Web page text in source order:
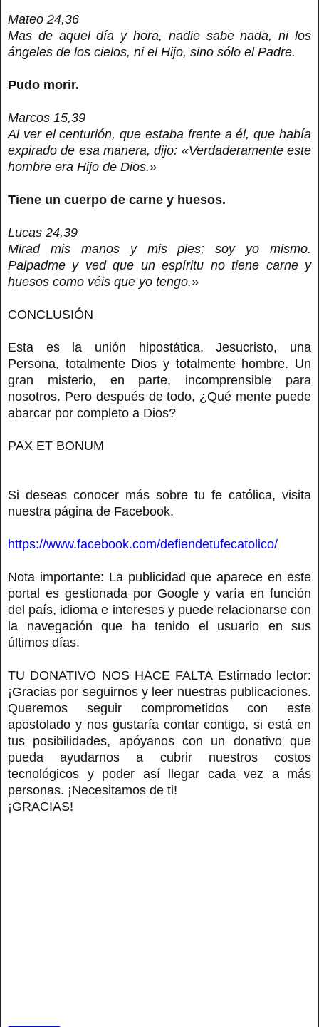
Mateo 24,36
Mas de aquel día y hora, nadie sabe nada, ni los
ángeles de los cielos, ni el Hijo, sino sólo el Padre.
Pudo morir.
Marcos 15,39
Al ver el centurión, que estaba frente a él, que había
expirado de esa manera, dijo: «Verdaderamente este
hombre era Hijo de Dios.»
Tiene un cuerpo de carne y huesos.
Lucas 24,39
Mirad mis manos y mis pies; soy yo mismo.
Palpadme y ved que un espíritu no tiene carne y
huesos como véis que yo tengo.»
CONCLUSIÓN
Esta es la unión hipostática, Jesucristo, una
Persona, totalmente Dios y totalmente hombre. Un
gran misterio, en parte, incomprensible para
nosotros. Pero después de todo, ¿Qué mente puede
abarcar por completo a Dios?
PAX ET BONUM
Si deseas conocer más sobre tu fe católica, visita
nuestra página de Facebook.
https://www.facebook.com/defiendetufecatolico/
Nota importante: La publicidad que aparece en este
portal es gestionada por Google y varía en función
del país, idioma e intereses y puede relacionarse con
la navegación que ha tenido el usuario en sus
últimos días.
TU DONATIVO NOS HACE FALTA Estimado lector:
¡Gracias por seguirnos y leer nuestras publicaciones.
Queremos seguir comprometidos con este
apostolado y nos gustaría contar contigo, si está en
tus posibilidades, apóyanos con un donativo que
pueda ayudarnos a cubrir nuestros costos
tecnológicos y poder así llegar cada vez a más
personas. ¡Necesitamos de ti!
¡GRACIAS!